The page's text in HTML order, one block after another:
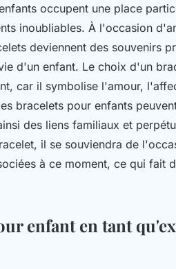
occupent une place
inoubliables. À l'occasion
deviennent des souvenirs
d'un enfant. Le choix d'un
car il symbolise l'amour,
bracelets pour enfants
des liens familiaux et
il se souviendra de
à ce moment, ce qui fait
enfant en tant